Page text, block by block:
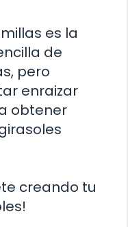
es la
de
pero
enraizar
obtener
creando tu